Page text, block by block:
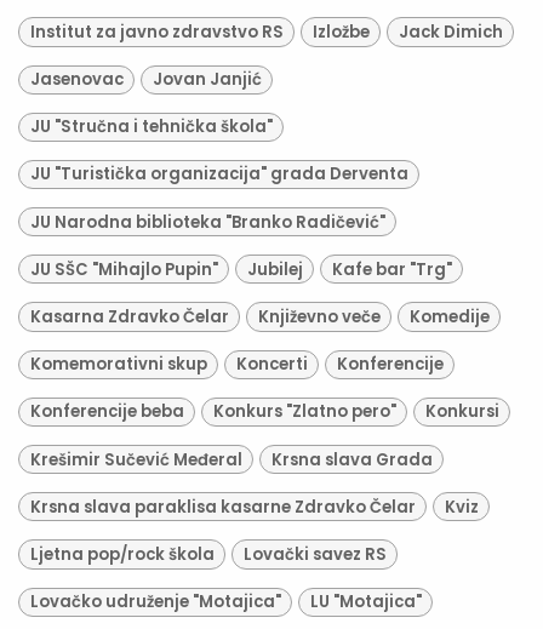
Institut za javno zdravstvo RS Izložbe Jack Dimich
Jasenovac Jovan Janjić
JU "Stručna i tehnička škola"
JU "Turistička organizacija" grada Derventa
JU Narodna biblioteka "Branko Radičević"
JU SŠC "Mihajlo Pupin" Jubilej Kafe bar "Trg"
Kasarna Zdravko Čelar Književno veče Komedije
Komemorativni skup Koncerti Konferencije
Konferencije beba Konkurs "Zlatno pero" Konkursi
Krešimir Sučević Međeral Krsna slava Grada
Krsna slava paraklisa kasarne Zdravko Čelar Kviz
Ljetna pop/rock škola Lovački savez RS
Lovačko udruženje "Motajica" LU "Motajica"